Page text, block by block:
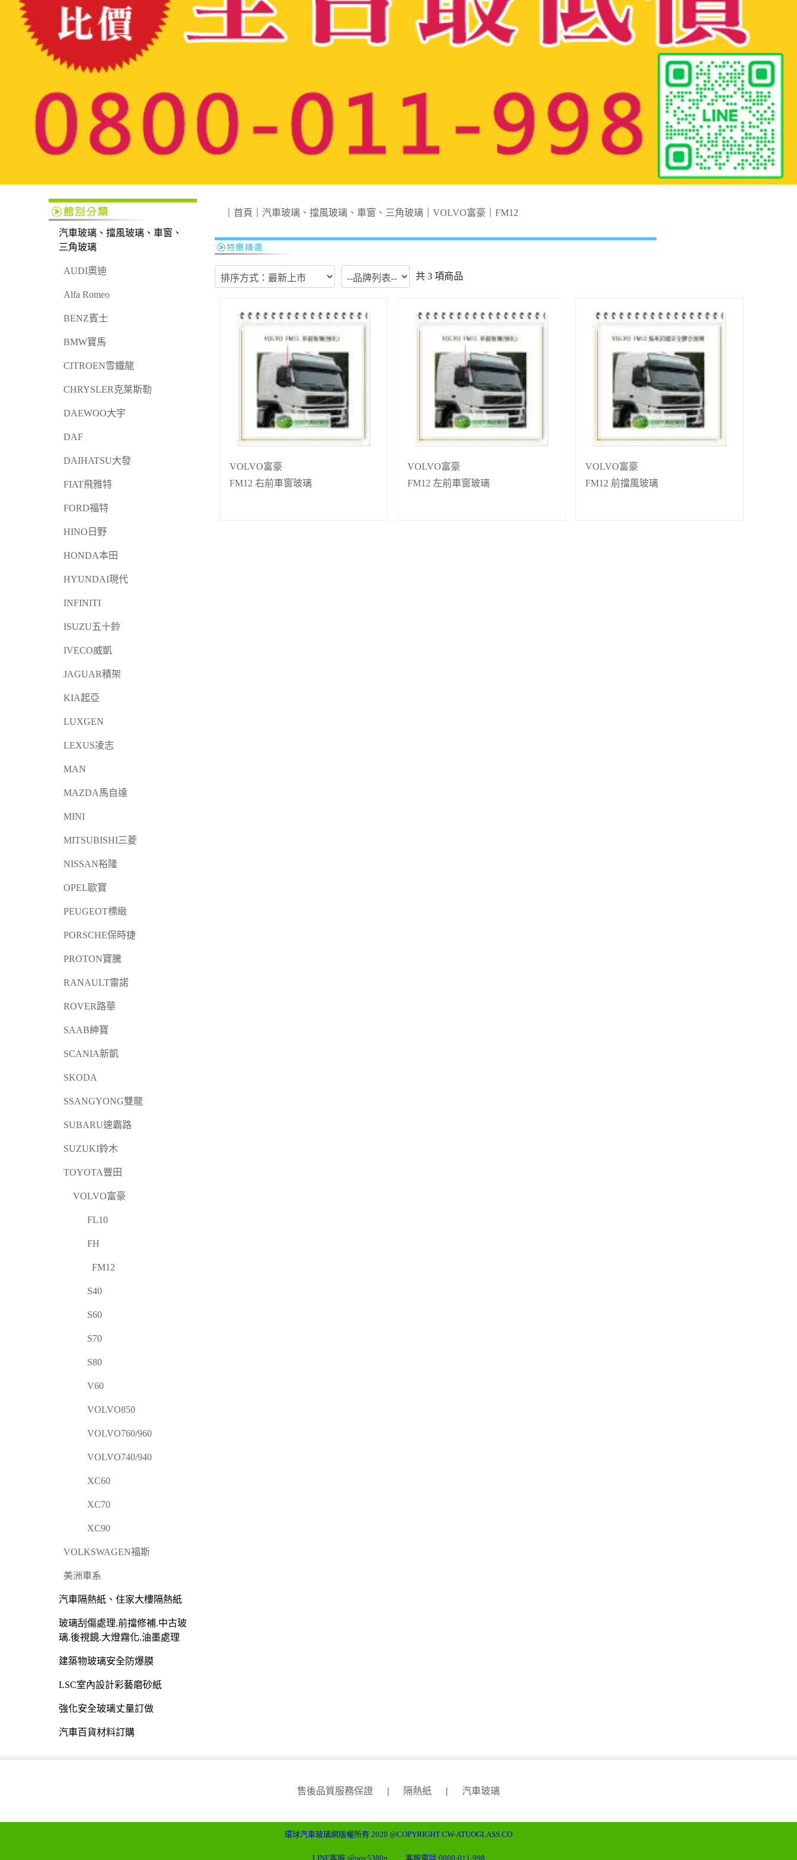
汽車玻璃、擋風玻璃、車窗、
三角玻璃
AUDI奧迪
Alfa Romeo
BENZ賓士
BMW寶馬
CITROEN雪鐵龍
CHRYSLER克萊斯勒
DAEWOO大宇
DAF
DAIHATSU大發
FIAT飛雅特
FORD福特
HINO日野
HONDA本田
HYUNDAI現代
INFINITI
ISUZU五十鈴
IVECO威凱
JAGUAR積架
KIA起亞
LUXGEN
LEXUS凌志
MAN
MAZDA馬自達
MINI
MITSUBISHI三菱
NISSAN裕隆
OPEL歐寶
PEUGEOT標緻
PORSCHE保時捷
PROTON寶騰
RANAULT雷諾
ROVER路華
SAAB紳寶
SCANIA新凱
SKODA
SSANGYONG雙龍
SUBARU速霸路
SUZUKI鈴木
TOYOTA豐田
VOLVO富豪
FL10
FH
FM12
S40
S60
S70
S80
V60
VOLVO850
VOLVO760/960
VOLVO740/940
XC60
XC70
XC90
VOLKSWAGEN福斯
美洲車系
汽車隔熱紙、住家大樓隔熱紙
玻璃刮傷處理.前擋修補.中古玻
璃.後視鏡.大燈霧化.油墨處理
建築物玻璃安全防爆膜
LSC室內設計彩藝磨砂紙
強化安全玻璃丈量訂做
汽車百貨材料訂購
首頁 汽車玻璃、擋風玻璃、車窗、三角玻璃 ｜VOLVO富豪 ｜FM12
共 3項商品
VOLVO富豪
FM12 右前車窗玻璃
VOLVO富豪
FM12 左前車窗玻璃
VOLVO富豪
FM12 前擋風玻璃
售後品質服務保證 | 隔熱紙 | 汽車玻璃
環球汽車玻璃網版權所有 2020 @COPYRIGHT CW-ATUOGLASS.CO
LINE客服:@pqy5380n 客服電話:0800-011-998